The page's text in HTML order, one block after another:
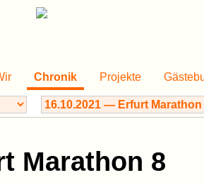
Chronik Projekte
Marathon 8